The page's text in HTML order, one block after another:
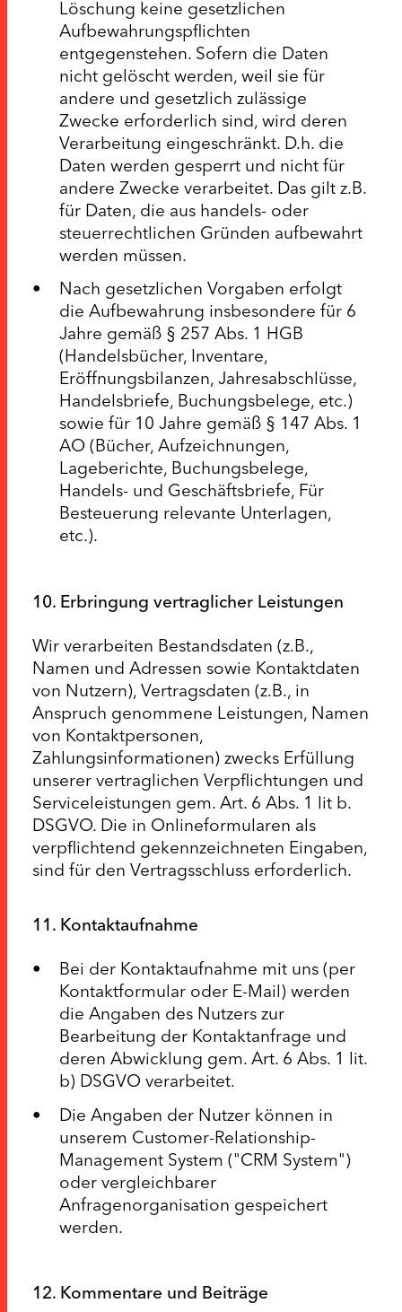
Löschung keine gesetzlichen
Aufbewahrungspflichten
entgegenstehen. Sofern die Daten
nicht gelöscht werden, weil sie für
andere und gesetzlich zulässige
Zwecke erforderlich sind, wird deren
Verarbeitung eingeschränkt. D.h. die
Daten werden gesperrt und nicht für
andere Zwecke verarbeitet. Das gilt z.B.
für Daten, die aus handels- oder
steuerrechtlichen Gründen aufbewahrt
werden müssen.
Nach gesetzlichen Vorgaben erfolgt
die Aufbewahrung insbesondere für 6
Jahre gemäß § 257 Abs. 1 HGB
(Handelsbücher, Inventare,
Eröffnungsbilanzen, Jahresabschlüsse,
Handelsbriefe, Buchungsbelege, etc.)
sowie für 10 Jahre gemäß § 147 Abs. 1
AO (Bücher, Aufzeichnungen,
Lageberichte, Buchungsbelege,
Handels- und Geschäftsbriefe, Für
Besteuerung relevante Unterlagen,
etc.).
10. Erbringung vertraglicher Leistungen
Wir verarbeiten Bestandsdaten (z.B.,
Namen und Adressen sowie Kontaktdaten
von Nutzern), Vertragsdaten (z.B., in
Anspruch genommene Leistungen, Namen
von Kontaktpersonen,
Zahlungsinformationen) zwecks Erfüllung
unserer vertraglichen Verpflichtungen und
Serviceleistungen gem. Art. 6 Abs. 1 lit b.
DSGVO. Die in Onlineformularen als
verpflichtend gekennzeichneten Eingaben,
sind für den Vertragsschluss erforderlich.
11. Kontaktaufnahme
Bei der Kontaktaufnahme mit uns (per
Kontaktformular oder E-Mail) werden
die Angaben des Nutzers zur
Bearbeitung der Kontaktanfrage und
deren Abwicklung gem. Art. 6 Abs. 1 lit.
b) DSGVO verarbeitet.
Die Angaben der Nutzer können in
unserem Customer-Relationship-
Management System ("CRM System")
oder vergleichbarer
Anfragenorganisation gespeichert
werden.
12. Kommentare und Beiträge